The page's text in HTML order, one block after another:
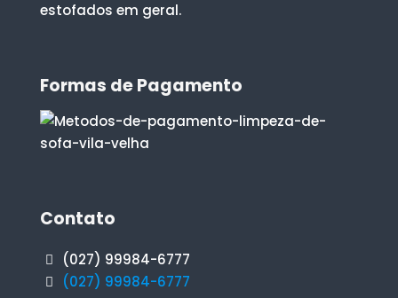
estofados em geral.
Formas de Pagamento
Contato
(027) 99984-6777
(027) 99984-6777